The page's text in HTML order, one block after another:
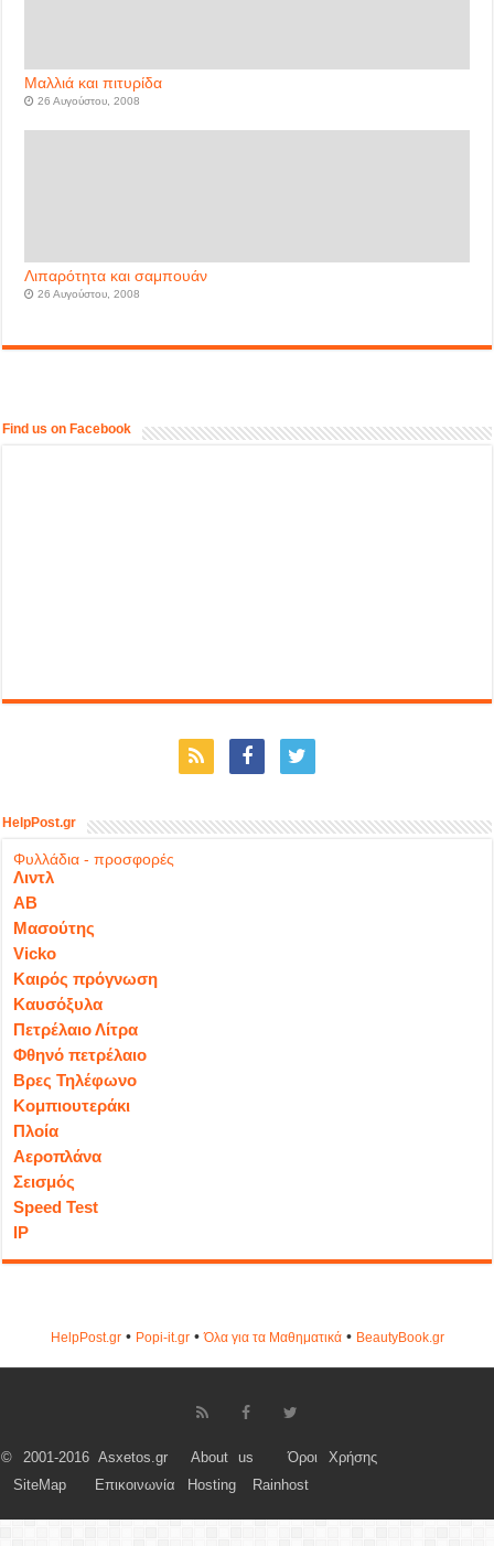
Μαλλιά και πιτυρίδα
26 Αυγούστου, 2008
Λιπαρότητα και σαμπουάν
26 Αυγούστου, 2008
Find us on Facebook
HelpPost.gr
Φυλλάδια - προσφορές
Λιντλ
ΑΒ
Μασούτης
Vicko
Καιρός πρόγνωση
Καυσόξυλα
Πετρέλαιο Λίτρα
Φθηνό πετρέλαιο
Βρες Τηλέφωνο
Κομπιουτεράκι
Πλοία
Αεροπλάνα
Σεισμός
Speed Test
IP
HelpPost.gr• Popi-it.gr•Όλα για τα Μαθηματικά• ΒeautyΒook.gr
© 2001-2016 Asxetos.gr About us
Όροι Χρήσης
SiteMap
Επικοινωνία Hosting Rainhost